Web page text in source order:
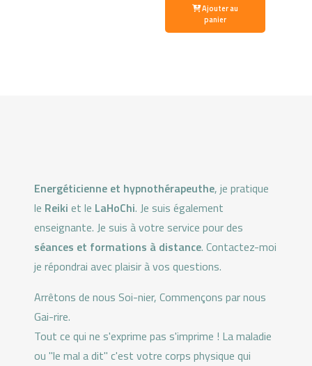
Ajouter au
panier
Energéticienne et hypnothérapeuthe, je pratique
le Reiki et le LaHoChi. Je suis également
enseignante. Je suis à votre service pour des
séances et formations à distance. Contactez-moi
je répondrai avec plaisir à vos questions.
Arrêtons de nous Soi-nier, Commençons par nous
Gai-rire.
Tout ce qui ne s'exprime pas s'imprime ! La maladie
ou "le mal a dit" c'est votre corps physique qui